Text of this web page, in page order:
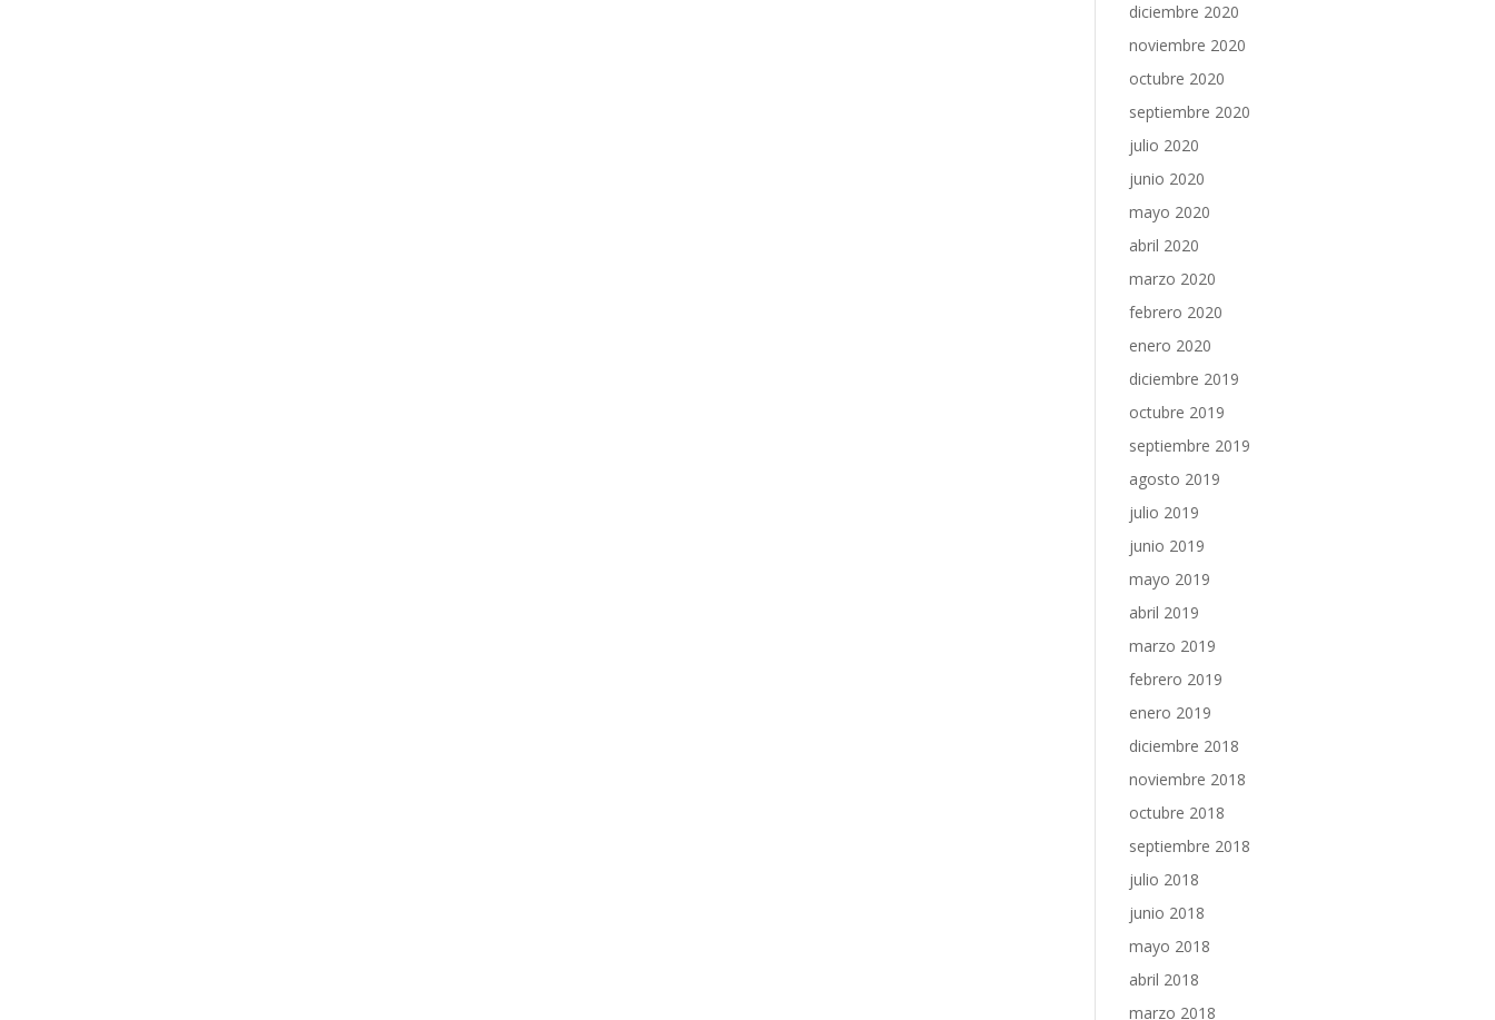
diciembre 2020
noviembre 2020
octubre 2020
septiembre 2020
julio 2020
junio 2020
mayo 2020
abril 2020
marzo 2020
febrero 2020
enero 2020
diciembre 2019
octubre 2019
septiembre 2019
agosto 2019
julio 2019
junio 2019
mayo 2019
abril 2019
marzo 2019
febrero 2019
enero 2019
diciembre 2018
noviembre 2018
octubre 2018
septiembre 2018
julio 2018
junio 2018
mayo 2018
abril 2018
marzo 2018